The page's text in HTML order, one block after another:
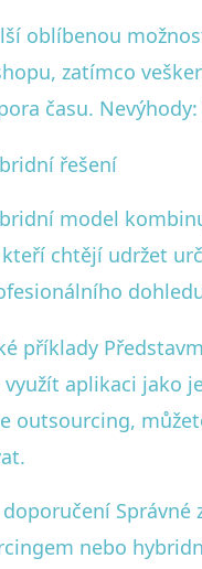
oblíbenou
zatímco
času.
řešení
model
chtějí udržet
příklady
využít aplikaci jako
outsourcing,
doporučení
nebo